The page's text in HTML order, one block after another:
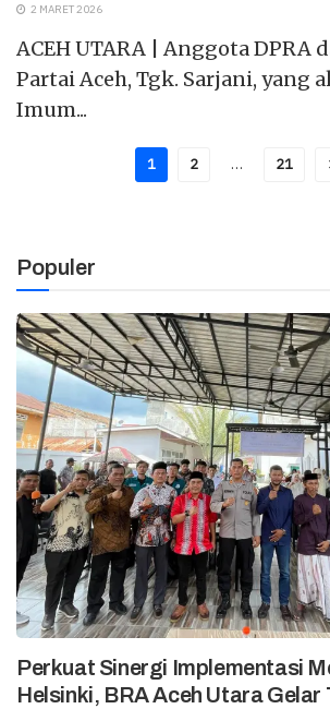
2 MARET 2026
ACEH UTARA | Anggota DPRA
Partai Aceh, Tgk. Sarjani, yang
Imum...
1 2 … 21
Populer
Perkuat Sinergi Implementasi
Helsinki, BRA Aceh Utara Gelar